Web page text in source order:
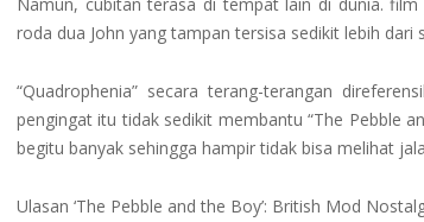
roda dua John yang tampan tersisa sedikit lebih
“Quadrophenia” secara terang-terangan
pengingat itu tidak sedikit membantu “The Pebble
begitu banyak sehingga hampir tidak bisa melihat
Ulasan ‘The Pebble and the Boy’: British Mod